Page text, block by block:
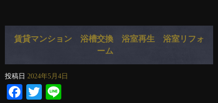
賃貸マンション 浴槽交換 浴室再生 浴室リフォ
ーム
投稿日 2024年5月4日
Facebook
Twitter